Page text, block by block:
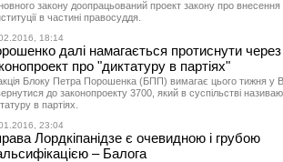
закону доопрацьований проект закону про внесення
в частині правосуддя.
18:14
далі намагається протиснути
про "диктатуру в партіях"
Блоку Петра Порошенка (БПП) вимагає цього тижня у
до законопроекту 3700, який в суспільстві
в партіях.
23:04
Лордкіпанідзе є очевидною і грубою
– Балога